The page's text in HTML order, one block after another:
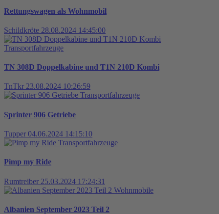
Rettungswagen als Wohnmobil
Schildkröte 28.08.2024 14:45:00
Transportfahrzeuge
TN 308D Doppelkabine und T1N 210D Kombi
TnTkr 23.08.2024 10:26:59
Transportfahrzeuge
Sprinter 906 Getriebe
Tupper 04.06.2024 14:15:10
Transportfahrzeuge
Pimp my Ride
Rumtreiber 25.03.2024 17:24:31
Wohnmobile
Albanien September 2023 Teil 2